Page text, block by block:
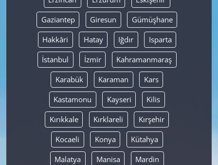
Gaziantep Giresun Gümüşhane
Hakkâri Hatay Iğdır Isparta
İstanbul İzmir Kahramanmaraş
Karabük Karaman Kars
Kastamonu Kayseri Kilis
Kırıkkale Kırklareli Kırşehir
Kocaeli Konya Kütahya
Malatya Manisa Mardin